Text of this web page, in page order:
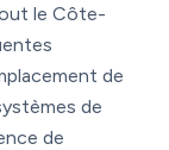
le Côte-
de
de
de